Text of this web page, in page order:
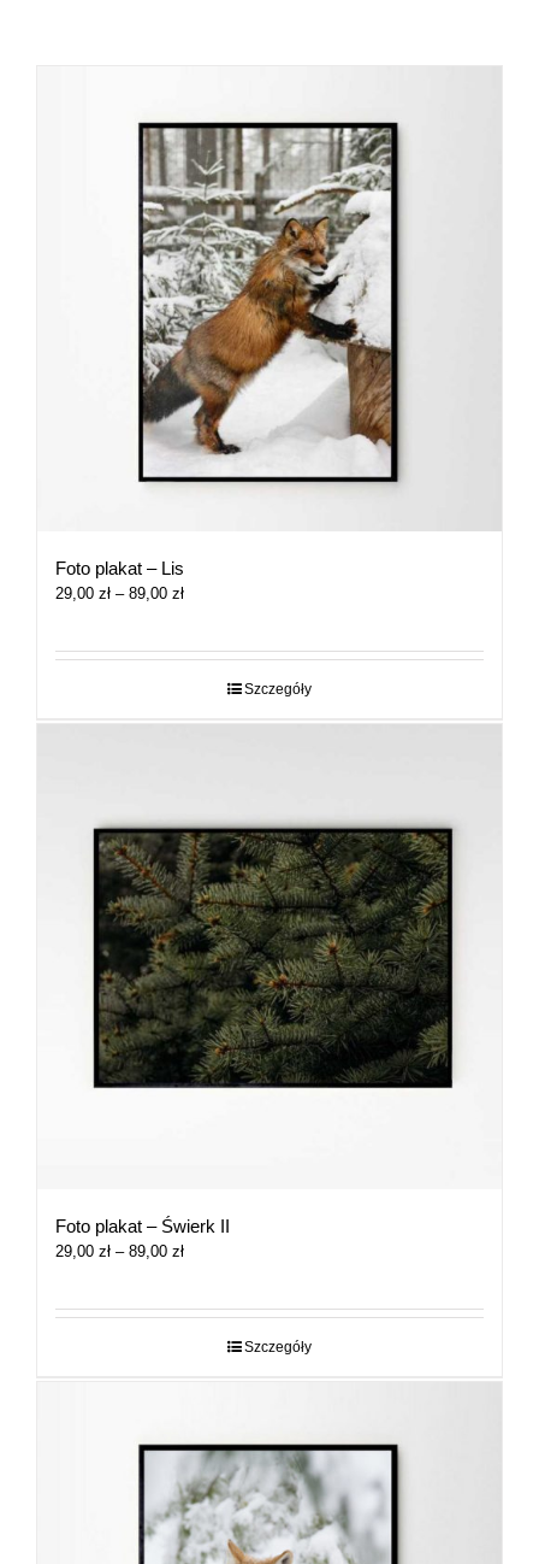
Foto plakat – Lis
29,00 zł – 89,00 złZakres
29,00 zł
Szczegóły
Foto plakat – Świerk II
29,00 zł – 89,00 złZakres
29,00 zł
Szczegóły